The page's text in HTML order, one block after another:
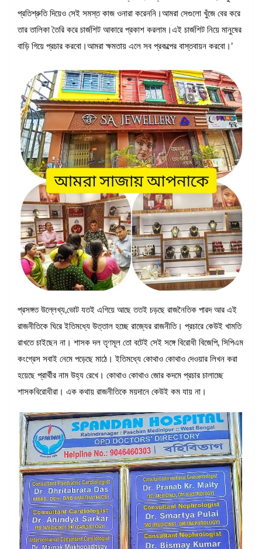
প্রতিশ্রুতি দিয়েও সেই সমস্ত কাজ ওনারা করেননি।আমরা সেগুলো খুঁজে বের করে
তার তালিকা তৈরি করে চার্জশিট আকারে প্রকাশ করলাম।এই চার্জশিট নিয়ে মানুষের
বাড়ি গিয়ে প্রচার করবো।আমরা ক্ষমতায় এলে সব প্রকল্পের বাস্তবায়ন করবো।’
প্রসঙ্গত উল্লেখ্য,ভোট যতই এগিয়ে আছে ততই চড়ছে রাজনৈতিক পারদ আর এই
রাজনীতিকে ঘিরে ইতিমধ্যে উত্তাল হচ্ছে রাজ্যের রাজনীতি। প্রচারে কেউই খামতি
রাখতে চাইছেন না। শাসক দল তৃণমূল তো বটেই সেই সঙ্গে বিরোধী বিজেপি, সিপিএম
কংগ্রেস সবাই নেমে পড়েছে মাঠে। ইতিমধ্যে কোথাও কোথাও দেওয়ার লিখন করা
হয়েছে প্রার্থীর নাম উহ্য রেখে। কোথাও কোথাও জোর কদমে প্রচার চালাচ্ছে
শাসকবিরোধীরা। এক কথায় রাজনীতিকে ময়দানে কেউই কম যায় না।